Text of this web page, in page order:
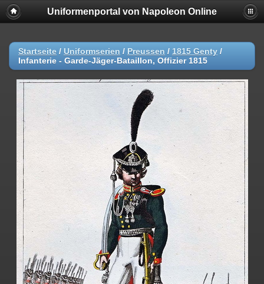
Uniformenportal von Napoleon Online
Startseite / Uniformserien / Preussen / 1815 Genty /
Infanterie - Garde-Jäger-Bataillon, Offizier 1815